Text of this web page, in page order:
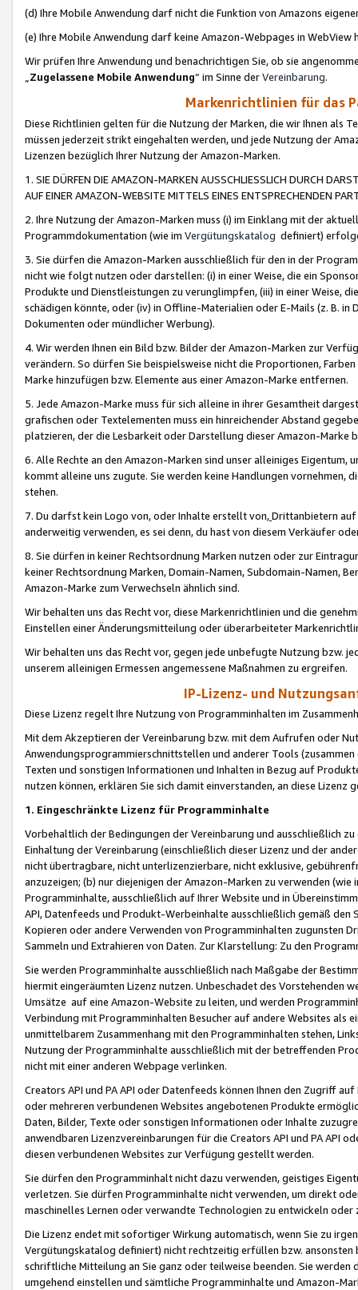
(d) Ihre Mobile Anwendung darf nicht die Funktion von Amazons
(e) Ihre Mobile Anwendung darf keine Amazon-Webpages in WebView
Wir prüfen Ihre Anwendung und benachrichtigen Sie, ob sie
„Zugelassene Mobile Anwendung“ im Sinne derVereinbarung.
Markenrichtlinien für das
Diese Richtlinien gelten für die Nutzung der Marken, die wir Ihnen als
müssen jederzeit strikt eingehalten werden, und jede Nutzung der
Lizenzen bezüglich Ihrer Nutzung der Amazon-Marken.
1. SIE DÜRFEN DIE AMAZON-MARKEN AUSSCHLIESSLICH DURCH
AUF EINER AMAZON-WEBSITE MITTELS EINES ENTSPRECHENDEN
2. Ihre Nutzung der Amazon-Marken muss (i) im Einklang mit der
Programmdokumentation (wie im Vergütungskatalog definiert)
3. Sie dürfen die Amazon-Marken ausschließlich für den in der
nicht wie folgt nutzen oder darstellen: (i) in einer Weise, die ein
Produkte und Dienstleistungen zu verunglimpfen, (iii) in einer Weise,
schädigen könnte, oder (iv) in Offline-Materialien oder E-Mails (z. B. in
Dokumenten oder mündlicher Werbung).
4. Wir werden Ihnen ein Bild bzw. Bilder der Amazon-Marken zur
verändern. So dürfen Sie beispielsweise nicht die Proportionen,
Marke hinzufügen bzw. Elemente aus einer Amazon-Marke entfernen.
5. Jede Amazon-Marke muss für sich alleine in ihrer Gesamtheit
grafischen oder Textelementen muss ein hinreichender Abstand
platzieren, der die Lesbarkeit oder Darstellung dieser Amazon-Marke
6. Alle Rechte an den Amazon-Marken sind unser alleiniges
kommt alleine uns zugute. Sie werden keine Handlungen vornehmen,
stehen.
7. Du darfst kein Logo von, oder Inhalte erstellt von,Drittanbietern auf
anderweitig verwenden, es sei denn, du hast von diesem Verkäufer
8. Sie dürfen in keiner Rechtsordnung Marken nutzen oder zur
keiner Rechtsordnung Marken, Domain-Namen, Subdomain-Namen,
Amazon-Marke zum Verwechseln ähnlich sind.
Wir behalten uns das Recht vor, diese Markenrichtlinien und die
Einstellen einer Änderungsmitteilung oder überarbeiteter
Wir behalten uns das Recht vor, gegen jede unbefugte Nutzung bzw.
unserem alleinigen Ermessen angemessene Maßnahmen zu ergreifen.
IP-Lizenz- und
Diese Lizenz regelt Ihre Nutzung von Programminhalten im
Mit dem Akzeptieren der Vereinbarung bzw. mit dem Aufrufen oder
Anwendungsprogrammierschnittstellen und anderer Tools (zusammen
Texten und sonstigen Informationen und Inhalten in Bezug auf
nutzen können, erklären Sie sich damit einverstanden, an diese Lizenz
1. Eingeschränkte Lizenz für Programminhalte
Vorbehaltlich der Bedingungen der Vereinbarung und ausschließlich
Einhaltung der Vereinbarung (einschließlich dieser Lizenz und der
nicht übertragbare, nicht unterlizenzierbare, nicht exklusive,
anzuzeigen; (b) nur diejenigen der Amazon-Marken zu verwenden
Programminhalte, ausschließlich auf Ihrer Website und in
API, Datenfeeds und Produkt-Werbeinhalte ausschließlich gemäß
Kopieren oder andere Verwenden von Programminhalten zugunsten
Sammeln und Extrahieren von Daten. Zur Klarstellung: Zu den
Sie werden Programminhalte ausschließlich nach Maßgabe der
hiermit eingeräumten Lizenz nutzen. Unbeschadet des Vorstehenden
Umsätze auf eine Amazon-Website zu leiten, und werden
Verbindung mit Programminhalten Besucher auf andere Websites als
unmittelbarem Zusammenhang mit den Programminhalten stehen,
Nutzung der Programminhalte ausschließlich mit der betreffenden
nicht mit einer anderen Webpage verlinken.
Creators API und PA API oder Datenfeeds können Ihnen den Zugriff
oder mehreren verbundenen Websites angebotenen Produkte
Daten, Bilder, Texte oder sonstigen Informationen oder Inhalte
anwendbaren Lizenzvereinbarungen für die Creators API und PA API
diesen verbundenen Websites zur Verfügung gestellt werden.
Sie dürfen den Programminhalt nicht dazu verwenden, geistiges
verletzen. Sie dürfen Programminhalte nicht verwenden, um direkt
maschinelles Lernen oder verwandte Technologien zu entwickeln
Die Lizenz endet mit sofortiger Wirkung automatisch, wenn Sie zu
Vergütungskatalog definiert) nicht rechtzeitig erfüllen bzw. ansonsten
schriftliche Mitteilung an Sie ganz oder teilweise beenden. Sie werden
umgehend einstellen und sämtliche Programminhalte und Amazon-